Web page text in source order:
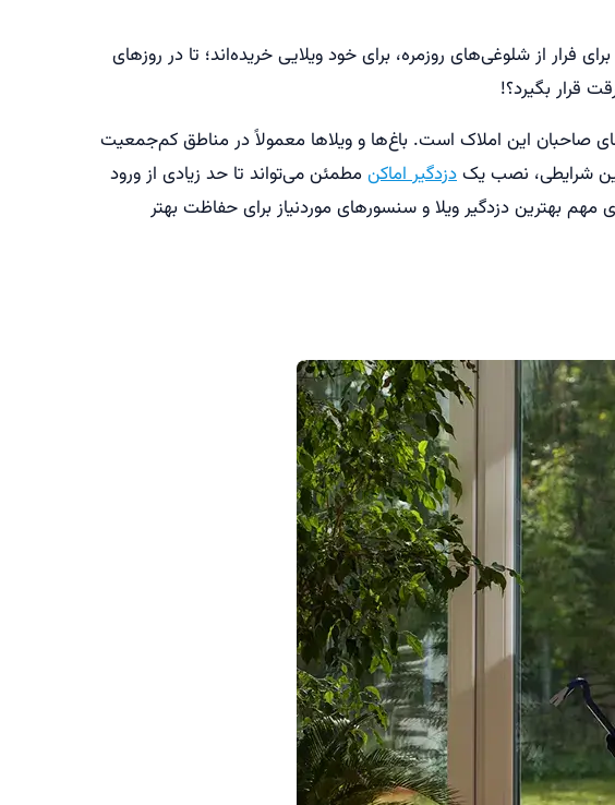
فرار از شلوغی‌های روزمره، برای خود ویلایی خریده‌اند؛ تا در روزهای
قرار بگیرد؟!
صاحبان این املاک است. باغ‌ها و ویلاها معمولاً در مناطق کم‌جمعیت
شرایطی، نصب یکدزدگیر اماکنمطمئن می‌تواند تا حد زیادی از ورود
بهترین دزدگیر ویلا و سنسورهای موردنیاز برای حفاظت بهتر